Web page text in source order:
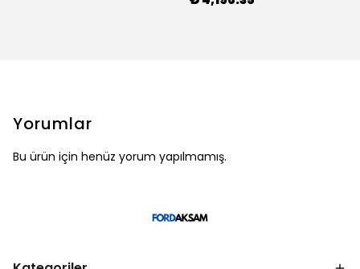
Yorumlar
Bu ürün için henüz yorum yapılmamış.